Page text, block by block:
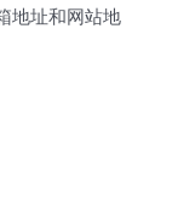
地址和网站地